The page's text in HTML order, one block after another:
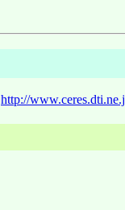
http://